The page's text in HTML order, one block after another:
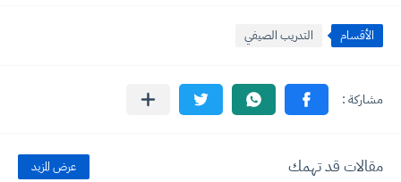
الأقسام التدريب الصيفي
مقالات قد تهمك عرض المزيد